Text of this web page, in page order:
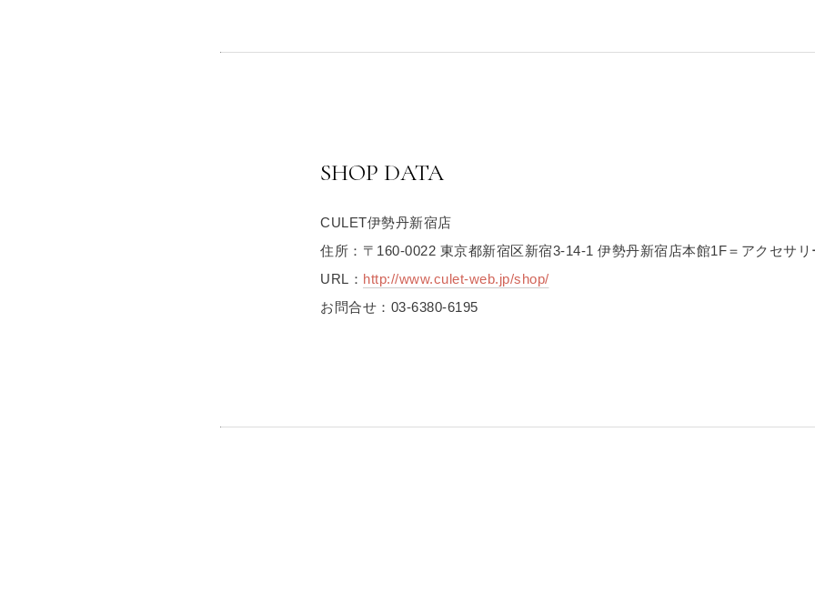
SHOP DATA
CULET伊勢丹新宿店
住所：〒160-0022 東京都新宿区新宿3-14-1 伊勢丹新宿店本館1F＝アクセサリ
URL： http://www.culet-web.jp/shop/
お問合せ：03-6380-6195